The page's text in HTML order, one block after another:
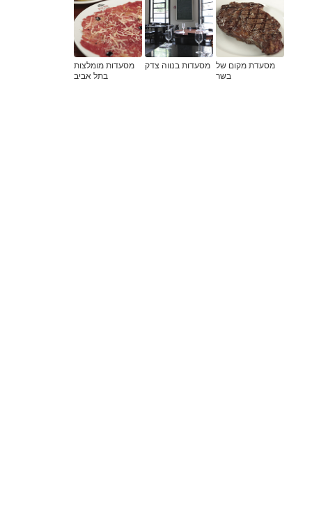
מסעדת מקום של
בשר
מסעדות בנווה צדק
מסעדות מומלצות
בתל אביב